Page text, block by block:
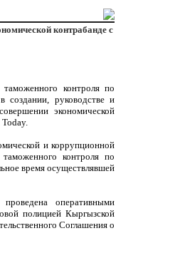
контрабанде с
контроля по
создании, руководстве и
экономической
и коррупционной
контроля по
время осуществлявшей
оперативными
полицией Кыргызской
Соглашения о